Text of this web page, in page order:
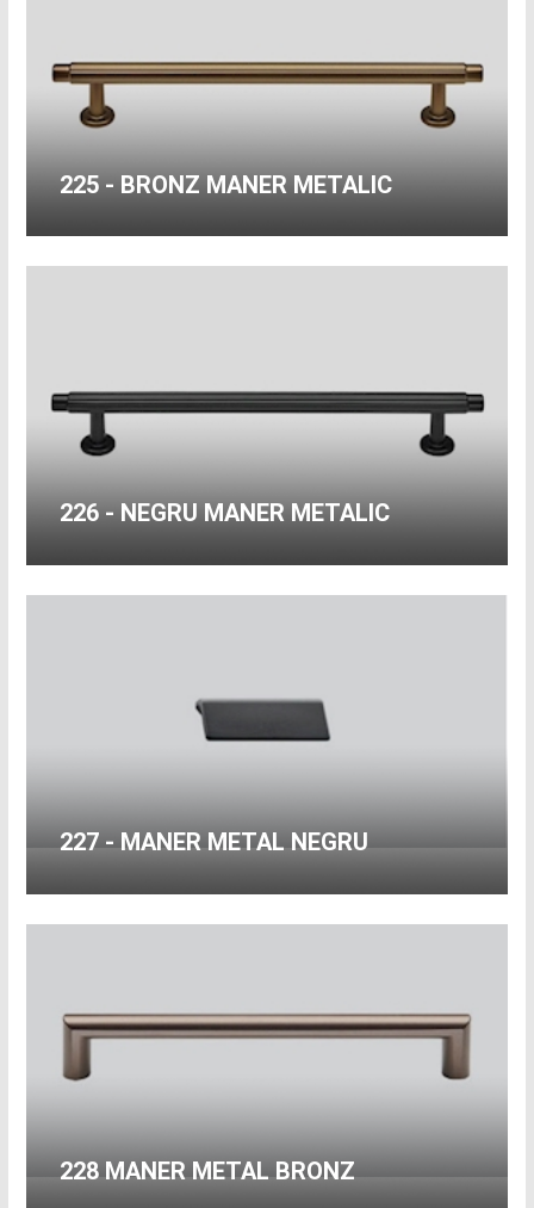
225 - BRONZ MANER METALIC
226 - NEGRU MANER METALIC
227 - MANER METAL NEGRU
228 MANER METAL BRONZ